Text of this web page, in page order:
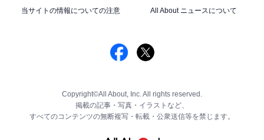
当サイトの情報についての注意
All About ニュースについて
Copyright©All About, Inc. All rights reserved.
掲載の記事・写真・イラストなど、
すべてのコンテンツの無断複写・転載・公衆送信等を禁じます。